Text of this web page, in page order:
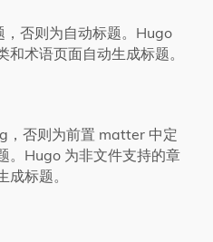
否则为自动标题。Hugo
术语页面自动生成标题。
，否则为前置 matter 中定
。Hugo 为非文件支持的章
标题。